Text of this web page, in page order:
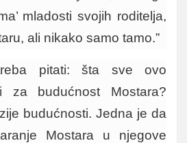
mladosti svojih roditelja,
ali nikako samo tamo.”
pitati: šta sve ovo
za budućnost Mostara?
budućnosti. Jedna je da
Mostara u njegove